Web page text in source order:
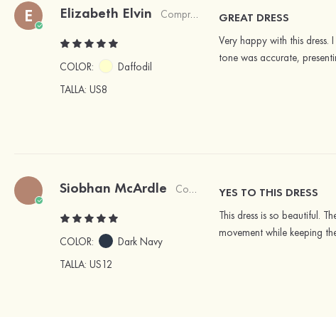
E Elizabeth Elvin Comprador verificado
COLOR:
Daffodil
TALLA: US8
GREAT DRESS
Very happy with this
tone was accurate,
Siobhan McArdle Comprador verificado
COLOR:
Dark Navy
TALLA: US12
YES TO THIS DRESS
This dress is so beautiful.
movement while keeping